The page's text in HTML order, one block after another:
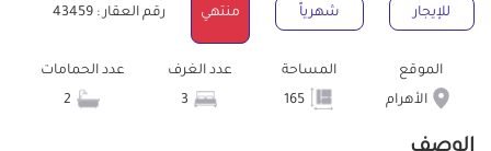
للإيجار شهرياً منتهي رقم العقار : 43459
الموقع
الأهرام
المساحة
165
عدد الغرف
عدد الحمامات